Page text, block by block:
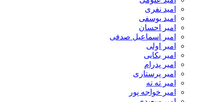
امید نفری
امید یوسفی
امیر احسان
امیر اسماعیل صدفی
امیر اولی
امیر بکایی
امیر پدرام
امیر پرستاری
امیر ته ته
امیر خواجه پور